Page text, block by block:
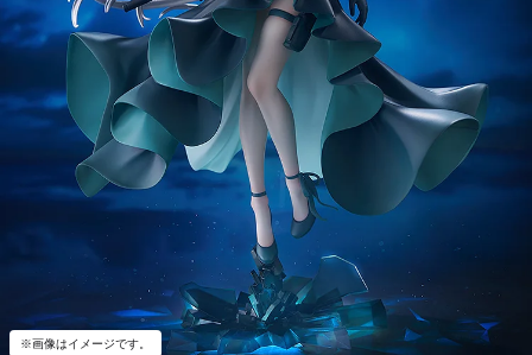
※画像はイメージです。